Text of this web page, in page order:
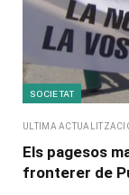
SOCIETAT
ULTIMA
Els pagesos
fronterer de